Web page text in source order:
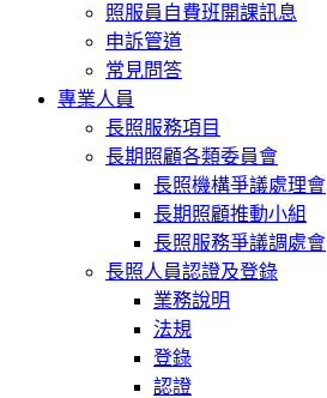
照服員自費班開課訊息
申訴管道
常見問答
專業人員
長照服務項目
長期照顧各類委員會
長照機構爭議處理會
長期照顧推動小組
長照服務爭議調處會
長照人員認證及登錄
業務說明
法規
登錄
認證